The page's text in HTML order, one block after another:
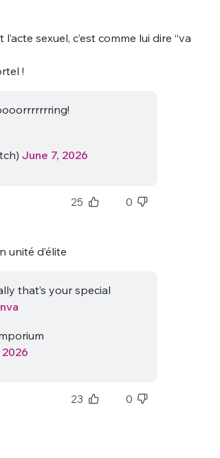
sexuel, c’est comme lui dire “va
!
June 7, 2026
25 0
unité d’élite
that’s your special
23 0